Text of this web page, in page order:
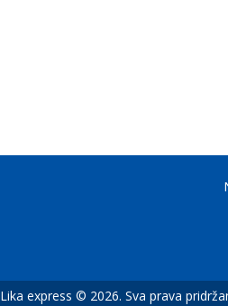
Lika express © 2026. Sva prava